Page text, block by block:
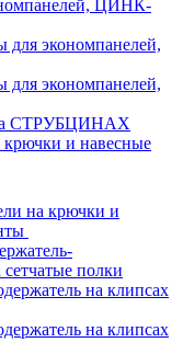
ЦИНК-
для экономпанелей,
для экономпанелей,
СТРУБЦИНАХ
и навесные
на крючки и
полки
на клипсах
на клипсах